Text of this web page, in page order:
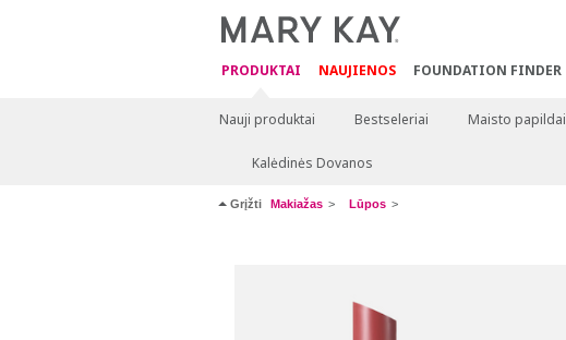
PRODUKTAI NAUJIENOS FOUNDATION FINDER
Nauji produktai Bestseleriai Maisto papildai
Kalėdinės Dovanos
Grįžti Makiažas Lūpos